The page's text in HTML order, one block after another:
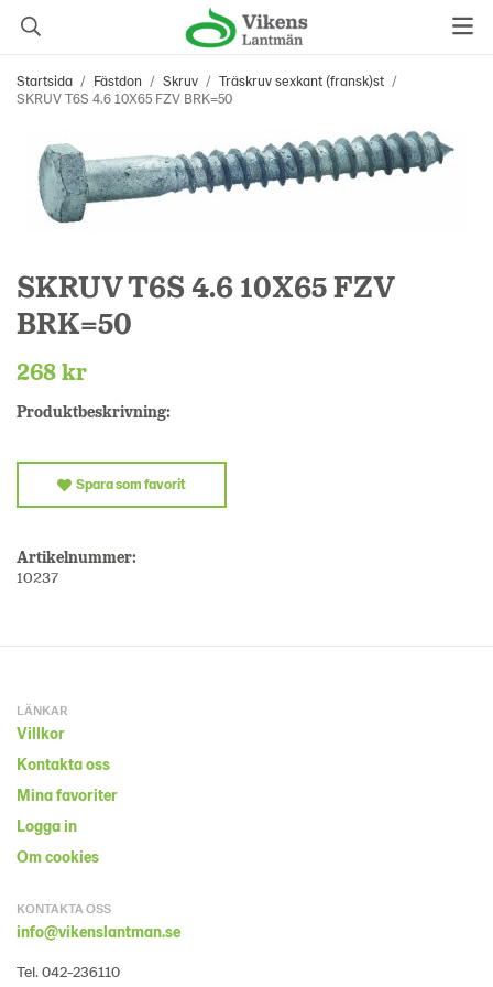
Startsida / Fästdon / Skruv / Träskruv sexkant (fransk)st /
SKRUV T6S 4.6 10X65 FZV BRK=50
SKRUV T6S 4.6 10X65 FZV
BRK=50
268 kr
Produktbeskrivning:
Spara som favorit
Artikelnummer:
10237
LÄNKAR
Villkor
Kontakta oss
Mina favoriter
Logga in
Om cookies
KONTAKTA OSS
info@vikenslantman.se
Tel. 042-236110